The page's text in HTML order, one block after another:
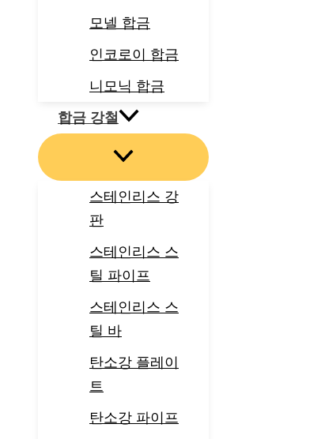
모넬 합금
인코로이 합금
니모닉 합금
합금 강철
스테인리스 강
판
스테인리스 스
틸 파이프
스테인리스 스
틸 바
탄소강 플레이
트
탄소강 파이프